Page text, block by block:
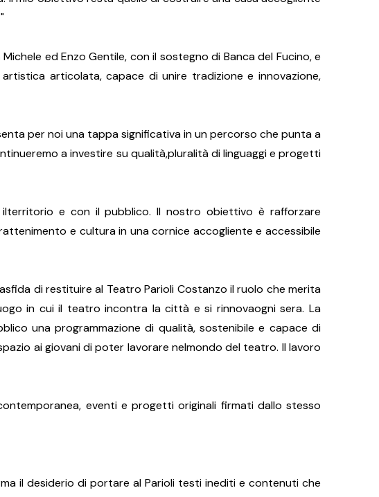
ed Enzo Gentile, con il sostegno di Banca del Fucino, e
articolata, capace di unire tradizione e innovazione,
per noi una tappa significativa in un percorso che punta a
a investire su qualità,pluralità di linguaggi e progetti
e con il pubblico. Il nostro obiettivo è rafforzare
e cultura in una cornice accogliente e accessibile
di restituire al Teatro Parioli Costanzo il ruolo che merita
in cui il teatro incontra la città e si rinnovaogni sera. La
una programmazione di qualità, sostenibile e capace di
ai giovani di poter lavorare nelmondo del teatro. Il lavoro
eventi e progetti originali firmati dallo stesso
il desiderio di portare al Parioli testi inediti e contenuti che